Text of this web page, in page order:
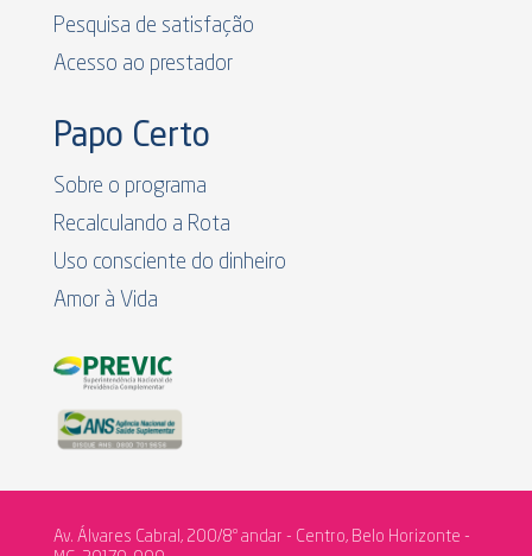
Pesquisa de satisfação
Acesso ao prestador
Papo Certo
Sobre o programa
Recalculando a Rota
Uso consciente do dinheiro
Amor à Vida
Av. Álvares Cabral, 200/8º andar - Centro, Belo Horizonte -